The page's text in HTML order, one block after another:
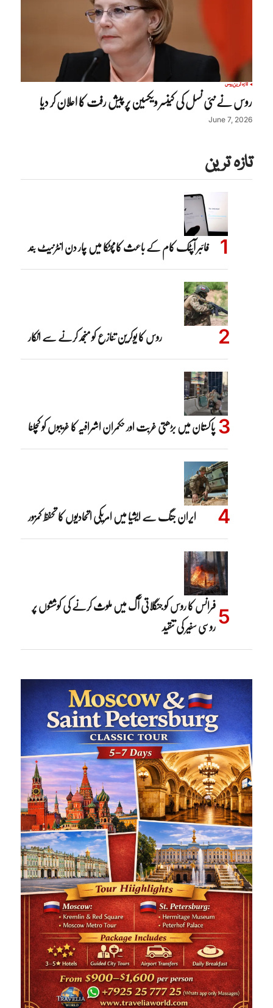
تازہ ترینروس
روس نے نئی نسل کی کینسر ویکسین پر پیش رفت کا اعلان کر دیا
June 7, 2026
تازہ ترین
فائبر آپٹک کام کے باعث کامچٹکا میں چار دن انٹرنیٹ بند
روس کا یوکرین تنازع کو منجمد کرنے سے انکار
پاکستان میں بڑھتی غربت اور حکمران اشرافیہ کا غریبوں کو کچلنا
ایران جنگ سے ایشیا میں امریکی اتحادیوں کا تحفظ کمزور
فرانس کا روس کو جنگلاتی آگ میں ملوث کرنے کی کوششوں پر
روسی سفیر کی تنقید